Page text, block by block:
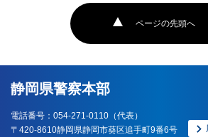
ページの先頭へ
静岡県警察本部
電話番号：054-271-0110（代表）
〒420-8610静岡県静岡市葵区追手町9番6号